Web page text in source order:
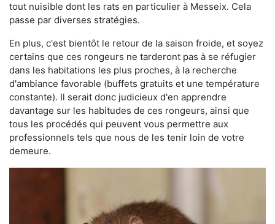
tout nuisible dont les rats en particulier à Messeix. Cela
passe par diverses stratégies.
En plus, c'est bientôt le retour de la saison froide, et soyez
certains que ces rongeurs ne tarderont pas à se réfugier
dans les habitations les plus proches, à la recherche
d'ambiance favorable (buffets gratuits et une température
constante). Il serait donc judicieux d'en apprendre
davantage sur les habitudes de ces rongeurs, ainsi que
tous les procédés qui peuvent vous permettre aux
professionnels tels que nous de les tenir loin de votre
demeure.